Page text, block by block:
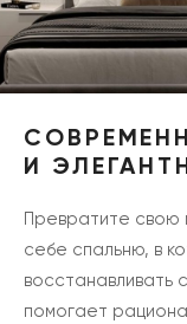
И
Превратите свою
себе спальню, в
восстанавливать
помогает